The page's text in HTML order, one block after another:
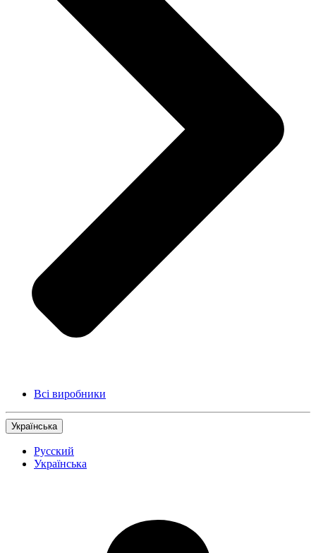
Всі виробники
Українська
Русский
Українська